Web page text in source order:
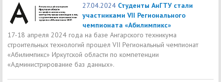
27.04.2024 Студенты АнГТУ стали
участниками VII Регионального
чемпионата «Абилимпикс»
17-18 апреля 2024 года на базе Ангарского техникума
строительных технологий прошел VII Региональный чемпионат
«Абилимпикс» Иркутской области по компетенции
«Администрирование баз данных».